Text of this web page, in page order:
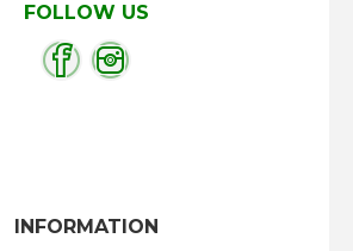
FOLLOW US
INFORMATION